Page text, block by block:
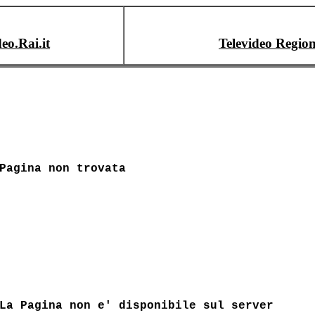
Televideo
Pagina non trovata
La Pagina non e' disponibile sul server